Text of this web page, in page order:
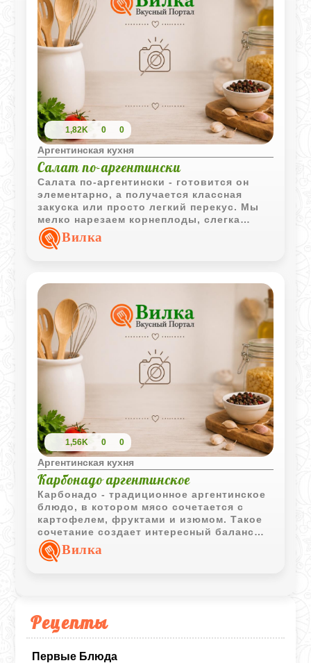
Рецепты
Первые Блюда
1,82K 0 0
Аргентинская кухня
Салат по-аргентински
Салата по-аргентински - готовится он
элементарно, а получается классная
закуска или просто легкий перекус. Мы
мелко нарезаем корнеплоды, слегка
маринуем их в классической заправке из
масла и уксуса, а потом красиво
блюда с приятной кислинкой!
Вилка
1,56K 0 0
Аргентинская кухня
Карбонадо аргентинское
Карбонадо - традиционное аргентинское
блюдо, в котором мясо сочетается с
картофелем, фруктами и изюмом. Такое
сочетание создает интересный баланс
между насыщенным мясным вкусом и
легкими сладкими нотками.
Вилка